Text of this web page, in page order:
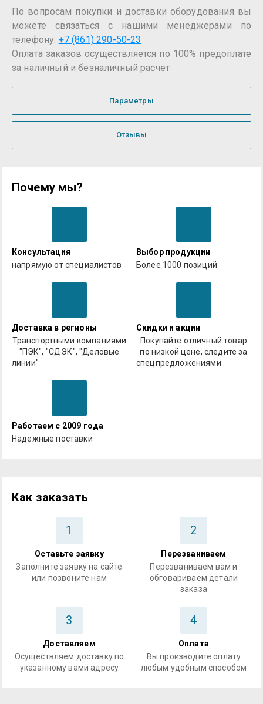
По вопросам покупки и доставки оборудования вы
можете связаться с нашими менеджерами по
телефону: +7 (861) 290-50-23
Оплата заказов осуществляется по 100% предоплате
за наличный и безналичный расчет
Параметры
Отзывы
Почему мы?
Консультация
напрямую от специалистов
Выбор продукции
Более 1000 позиций
Доставка в регионы
Транспортными компаниями
"ПЭК", "СДЭК", "Деловые
линии"
Скидки и акции
Покупайте отличный товар
по низкой цене, следите за
спецпредложениями
Работаем с 2009 года
Надежные поставки
Как заказать
1
Оставьте заявку
Заполните заявку на сайте
или позвоните нам
2
Перезваниваем
Перезваниваем вам и
обговариваем детали
заказа
3
Доставляем
Осуществляем доставку по
указанному вами адресу
4
Оплата
Вы производите оплату
любым удобным способом